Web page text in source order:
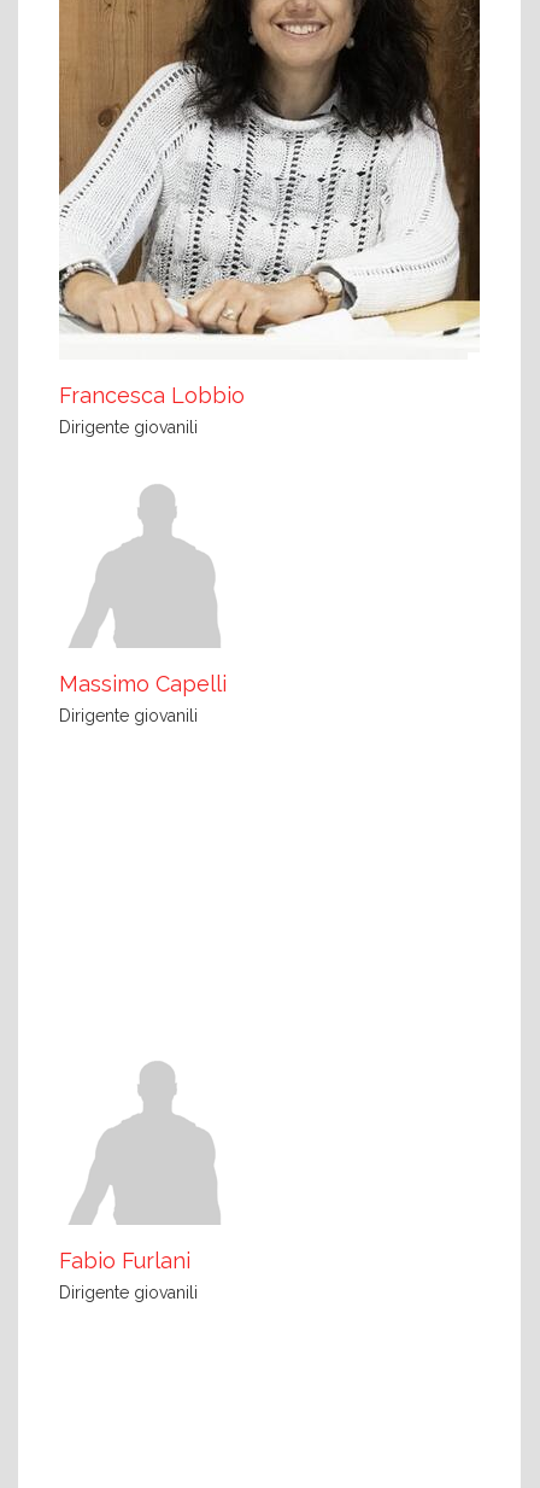
Francesca Lobbio
Dirigente giovanili
Massimo Capelli
Dirigente giovanili
Fabio Furlani
Dirigente giovanili